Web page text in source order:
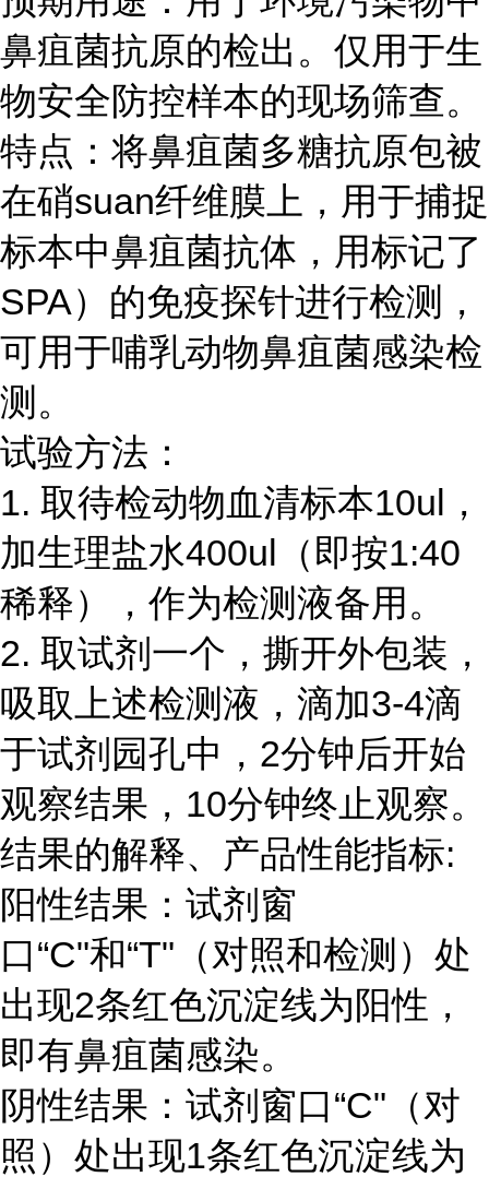
鼻疽菌抗原的检出。仅用于生
物安全防控样本的现场筛查。
特点：将鼻疽菌多糖抗原包被
在硝suan纤维膜上，用于捕捉
标本中鼻疽菌抗体，用标记了
SPA）的免疫探针进行检测，
可用于哺乳动物鼻疽菌感染检
测。
试验方法：
1. 取待检动物血清标本10ul，
加生理盐水400ul（即按1:40
稀释），作为检测液备用。
2. 取试剂一个，撕开外包装，
吸取上述检测液，滴加3-4滴
于试剂园孔中，2分钟后开始
观察结果，10分钟终止观察。
结果的解释、产品性能指标:
阳性结果：试剂窗
口“C"和“T"（对照和检测）处
出现2条红色沉淀线为阳性，
即有鼻疽菌感染。
阴性结果：试剂窗口“C"（对
照）处出现1条红色沉淀线为